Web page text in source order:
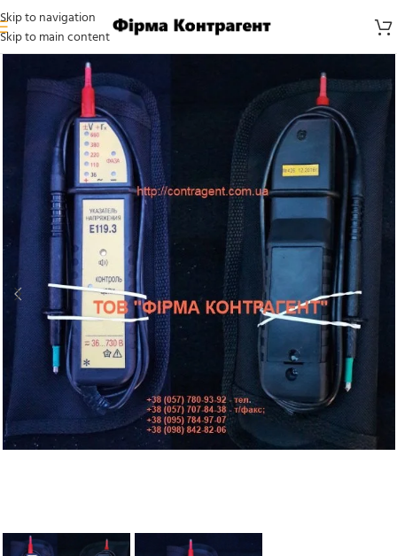
Skip to navigation
Skip to main content